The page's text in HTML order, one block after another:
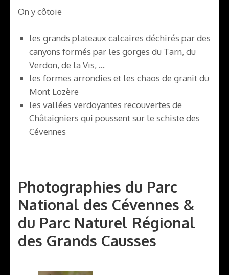
On y côtoie
les grands plateaux calcaires déchirés par des
canyons formés par les gorges du Tarn, du
Verdon, de la Vis, …
les formes arrondies et les chaos de granit du
Mont Lozère
les vallées verdoyantes recouvertes de
Châtaigniers qui poussent sur le schiste des
Cévennes
Photographies du Parc
National des Cévennes &
du Parc Naturel Régional
des Grands Causses